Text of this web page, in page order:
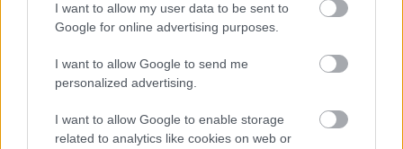
I want to allow my user data to be sent to
Google for online advertising purposes.
I want to allow Google to send me
personalized advertising.
I want to allow Google to enable storage
related to analytics like cookies on web or
Vallejo, Maxi Gómez.
Diakhaby (lesión muscular), Cheryshev (lesión muscular),
Guillamón (sancionado).
Estos jugadores son duda: